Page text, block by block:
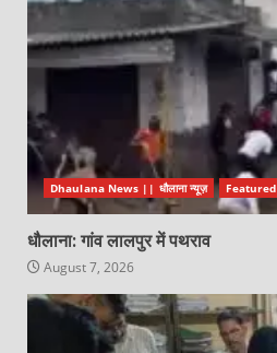
Dhaulana News || धौलाना न्यूज़ Featured
धौलाना: गांव लालपुर में पथराव
August 7, 2026